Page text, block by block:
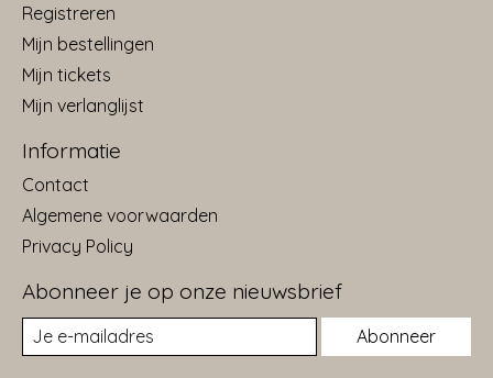
Registreren
Mijn bestellingen
Mijn tickets
Mijn verlanglijst
Informatie
Contact
Algemene voorwaarden
Privacy Policy
Abonneer je op onze nieuwsbrief
Abonneer